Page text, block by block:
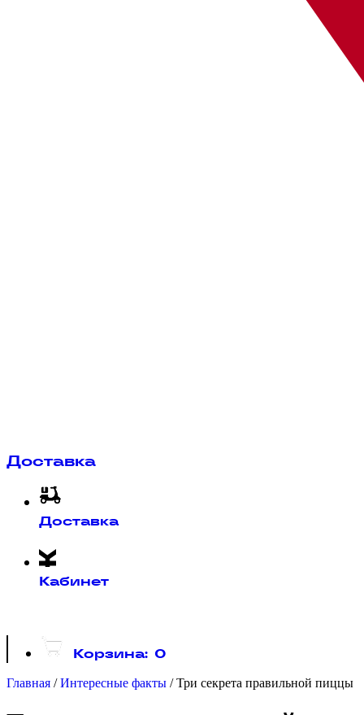
Доставка
Доставка
Кабинет
Корзина: 0
Главная / Интересные факты / Три секрета правильной пиццы